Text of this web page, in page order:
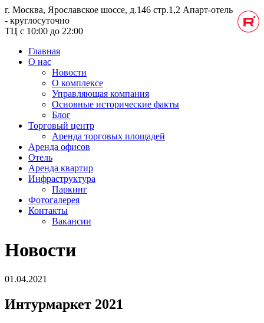
г. Москва, Ярославское шоссе, д.146 стр.1,2 Апарт-отель
- круглосуточно
ТЦ с 10:00 до 22:00
Главная
О нас
Новости
О комплексе
Управляющая компания
Основные исторические факты
Блог
Торговый центр
Аренда торговых площадей
Аренда офисов
Отель
Аренда квартир
Инфраструктура
Паркинг
Фотогалерея
Контакты
Вакансии
Новости
01.04.2021
Интурмаркет 2021